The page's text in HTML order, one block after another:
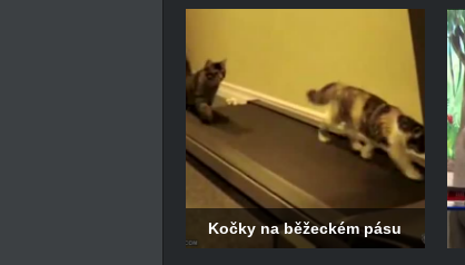
Kočky na běžeckém pásu